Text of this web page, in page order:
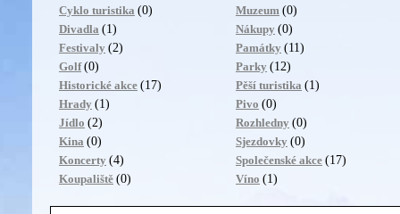
Cyklo turistika (0)
Divadla (1)
Festivaly (2)
Golf (0)
Historické akce (17)
Hrady (1)
Jídlo (2)
Kina (0)
Koncerty (4)
Koupaliště (0)
Muzeum (0)
Nákupy (0)
Památky (11)
Parky (12)
Pěší turistika (1)
Pivo (0)
Rozhledny (0)
Sjezdovky (0)
Společenské akce (17)
Víno (1)